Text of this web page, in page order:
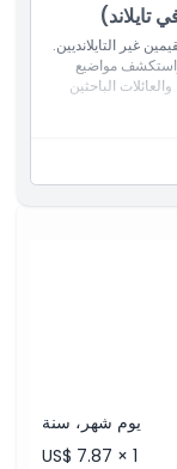
غير التايلانديين.
واستكشف مواضيع
الباحثين
يوم شهر، سنة
US$ 7.87 × 1